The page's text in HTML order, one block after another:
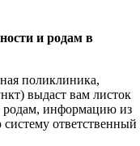
и родам в
поликлиника,
выдаст вам листок
родам, информацию из
ответственный